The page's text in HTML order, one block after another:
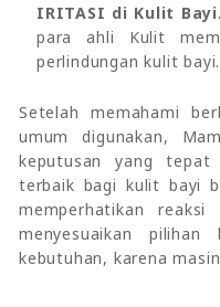
IRITASI di Kulit Bayi
para ahli Kulit
perlindungan kulit bayi.
Setelah memahami
umum digunakan,
keputusan yang
terbaik bagi kulit bayi
memperhatikan
menyesuaikan
kebutuhan, karena